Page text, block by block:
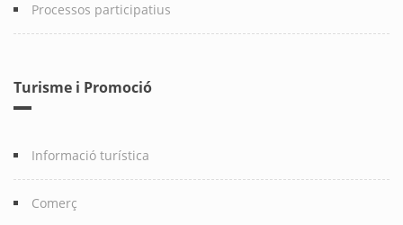
Processos participatius
Turisme i Promoció
Informació turística
Comerç